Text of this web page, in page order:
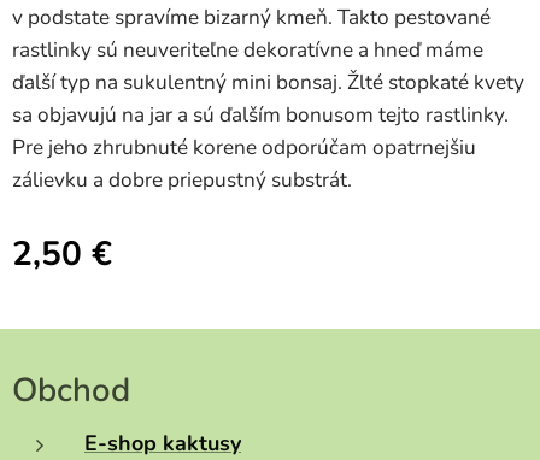
v podstate spravíme bizarný kmeň. Takto pestované
rastlinky sú neuveriteľne dekoratívne a hneď máme
ďalší typ na sukulentný mini bonsaj. Žlté stopkaté kvety
sa objavujú na jar a sú ďalším bonusom tejto rastlinky.
Pre jeho zhrubnuté korene odporúčam opatrnejšiu
zálievku a dobre priepustný substrát.
2,50 €
Obchod
E-shop kaktusy